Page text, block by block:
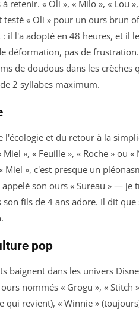
retenir. « Oli », « Milo », « Lou
testé « Oli » pour un ours brun
il l'a adopté en 48 heures, et il le
déformation, pas de
de doudous dans les crèches
2 syllabes maximum.
l'écologie et du retour à la
», « Feuille », « Roche » ou «
Miel », c'est presque un
son ours « Sureau » — je
fils de 4 ans adore. Il dit que
pop
baignent dans les univers
nommés « Grogu », « Stitch
qui revient), « Winnie »